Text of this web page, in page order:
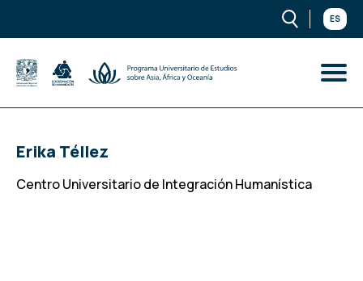
ES
Erika Téllez
Centro Universitario de Integración Humanística